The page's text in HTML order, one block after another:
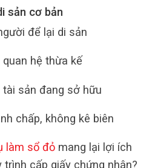
sản cơ bản
để lại di sản
hệ thừa kế
sản đang sở hữu
chấp, không kê biên
làm sổ đỏ mang lại lợi ích
cấp giấy chứng nhận?